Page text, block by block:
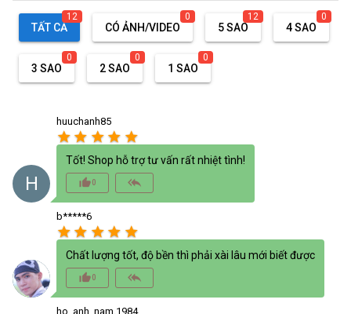
TẤT CẢ
12
CÓ ẢNH/VIDEO
0
5 SAO
12
4 SAO
0
3 SAO
0
2 SAO
0
1 SAO
0
H
huuchanh85
star star star star star
Tốt! Shop hỗ trợ tư vấn rất nhiệt tình!
thumb_up_alt0 reply_all
b*****6
star star star star star
Chất lượng tốt, độ bền thì phải xài lâu mới biết được
thumb_up_alt0 reply_all
ho_anh_nam.1984